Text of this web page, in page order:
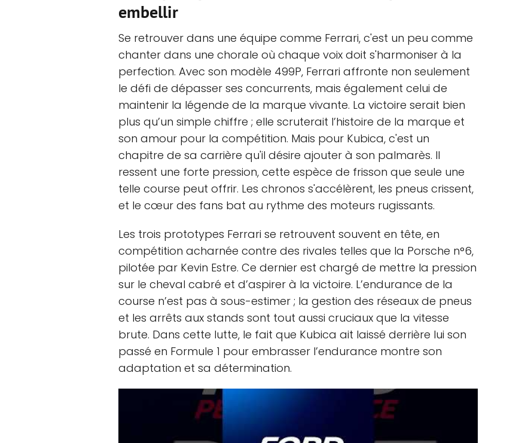
embellir
Se retrouver dans une équipe comme Ferrari, c'est un peu comme
chanter dans une chorale où chaque voix doit s'harmoniser à la
perfection. Avec son modèle 499P, Ferrari affronte non seulement
le défi de dépasser ses concurrents, mais également celui de
maintenir la légende de la marque vivante. La victoire serait bien
plus qu’un simple chiffre ; elle scruterait l’histoire de la marque et
son amour pour la compétition. Mais pour Kubica, c'est un
chapitre de sa carrière qu'il désire ajouter à son palmarès. Il
ressent une forte pression, cette espèce de frisson que seule une
telle course peut offrir. Les chronos s'accélèrent, les pneus crissent,
et le cœur des fans bat au rythme des moteurs rugissants.
Les trois prototypes Ferrari se retrouvent souvent en tête, en
compétition acharnée contre des rivales telles que la Porsche n°6,
pilotée par Kevin Estre. Ce dernier est chargé de mettre la pression
sur le cheval cabré et d’aspirer à la victoire. L’endurance de la
course n’est pas à sous-estimer ; la gestion des réseaux de pneus
et les arrêts aux stands sont tout aussi cruciaux que la vitesse
brute. Dans cette lutte, le fait que Kubica ait laissé derrière lui son
passé en Formule 1 pour embrasser l’endurance montre son
adaptation et sa détermination.